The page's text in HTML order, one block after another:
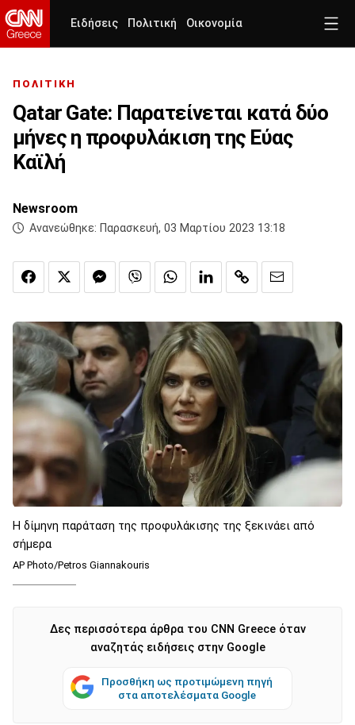
Ειδήσεις Πολιτική Οικονομία
ΠΟΛΙΤΙΚΗ
Qatar Gate: Παρατείνεται κατά δύο
μήνες η προφυλάκιση της Εύας
Καϊλή
Newsroom
Ανανεώθηκε: Παρασκευή, 03 Μαρτίου 2023 13:18
Η δίμηνη παράταση της προφυλάκισης της ξεκινάει από
σήμερα
AP Photo/Petros Giannakouris
Δες περισσότερα άρθρα του CNN Greece όταν
αναζητάς ειδήσεις στην Google
Προσθήκη ως προτιμώμενη πηγή
στα αποτελέσματα Google